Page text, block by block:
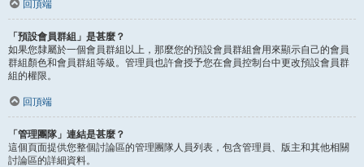
回頂端
「預設會員群組」是甚麼？
如果您隸屬於一個會員群組以上，那麼您的預設會員群組會用來顯示自己的會員
群組顏色和會員群組等級。管理員也許會授予您在會員控制台中更改預設會員群
組的權限。
回頂端
「管理團隊」連結是甚麼？
這個頁面提供您整個討論區的管理團隊人員列表，包含管理員、版主和其他相關
討論區的詳細資料。